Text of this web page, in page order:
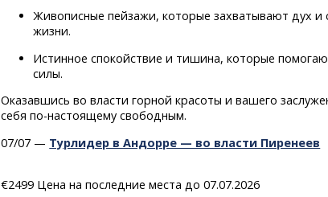
Живописные пейзажи, которые захватывают дух
жизни.
Истинное спокойствие и тишина, которые
силы.
Оказавшись во власти горной красоты и вашего
себяпо-настоящему свободным.
07/07 — Турлидер в Андорре — во власти Пиренеев
€2499 Цена на последние места до 07.07.2026